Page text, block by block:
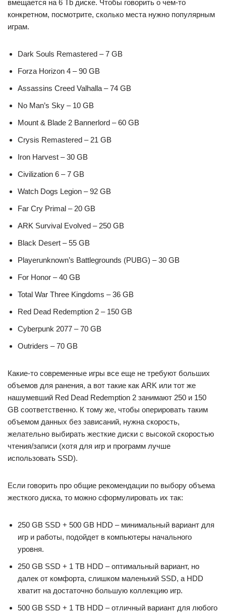
вмещается на 6 Tb диске. Чтобы говорить о чем-то
конкретном, посмотрите, сколько места нужно популярным
играм.
Dark Souls Remastered – 7 GB
Forza Horizon 4 – 90 GB
Assassins Creed Valhalla – 74 GB
No Man’s Sky – 10 GB
Mount & Blade 2 Bannerlord – 60 GB
Crysis Remastered – 21 GB
Iron Harvest – 30 GB
Civilization 6 – 7 GB
Watch Dogs Legion – 92 GB
Far Cry Primal – 20 GB
ARK Survival Evolved – 250 GB
Black Desert – 55 GB
Playerunknown’s Battlegrounds (PUBG) – 30 GB
For Honor – 40 GB
Total War Three Kingdoms – 36 GB
Red Dead Redemption 2 – 150 GB
Cyberpunk 2077 – 70 GB
Outriders – 70 GB
Какие-то современные игры все еще не требуют больших
объемов для ранения, а вот такие как ARK или тот же
нашумевший Red Dead Redemption 2 занимают 250 и 150
GB соответственно. К тому же, чтобы оперировать таким
объемом данных без зависаний, нужна скорость,
желательно выбирать жесткие диски с высокой скоростью
чтения/записи (хотя для игр и программ лучше
использовать SSD).
Если говорить про общие рекомендации по выбору объема
жесткого диска, то можно сформулировать их так:
250 GB SSD + 500 GB HDD – минимальный вариант для
игр и работы, подойдет в компьютеры начального
уровня.
250 GB SSD + 1 TB HDD – оптимальный вариант, но
далек от комфорта, слишком маленький SSD, а HDD
хватит на достаточно большую коллекцию игр.
500 GB SSD + 1 TB HDD – отличный вариант для любого